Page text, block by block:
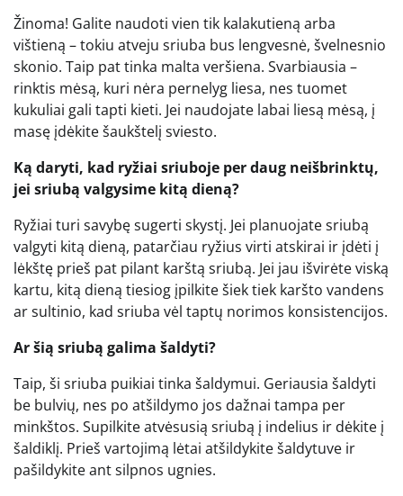
Žinoma! Galite naudoti vien tik kalakutieną arba
vištieną – tokiu atveju sriuba bus lengvesnė, švelnesnio
skonio. Taip pat tinka malta veršiena. Svarbiausia –
rinktis mėsą, kuri nėra pernelyg liesa, nes tuomet
kukuliai gali tapti kieti. Jei naudojate labai liesą mėsą, į
masę įdėkite šaukštelį sviesto.
Ką daryti, kad ryžiai sriuboje per daug neišbrinktų,
jei sriubą valgysime kitą dieną?
Ryžiai turi savybę sugerti skystį. Jei planuojate sriubą
valgyti kitą dieną, patarčiau ryžius virti atskirai ir įdėti į
lėkštę prieš pat pilant karštą sriubą. Jei jau išvirėte viską
kartu, kitą dieną tiesiog įpilkite šiek tiek karšto vandens
ar sultinio, kad sriuba vėl taptų norimos konsistencijos.
Ar šią sriubą galima šaldyti?
Taip, ši sriuba puikiai tinka šaldymui. Geriausia šaldyti
be bulvių, nes po atšildymo jos dažnai tampa per
minkštos. Supilkite atvėsusią sriubą į indelius ir dėkite į
šaldiklį. Prieš vartojimą lėtai atšildykite šaldytuve ir
pašildykite ant silpnos ugnies.